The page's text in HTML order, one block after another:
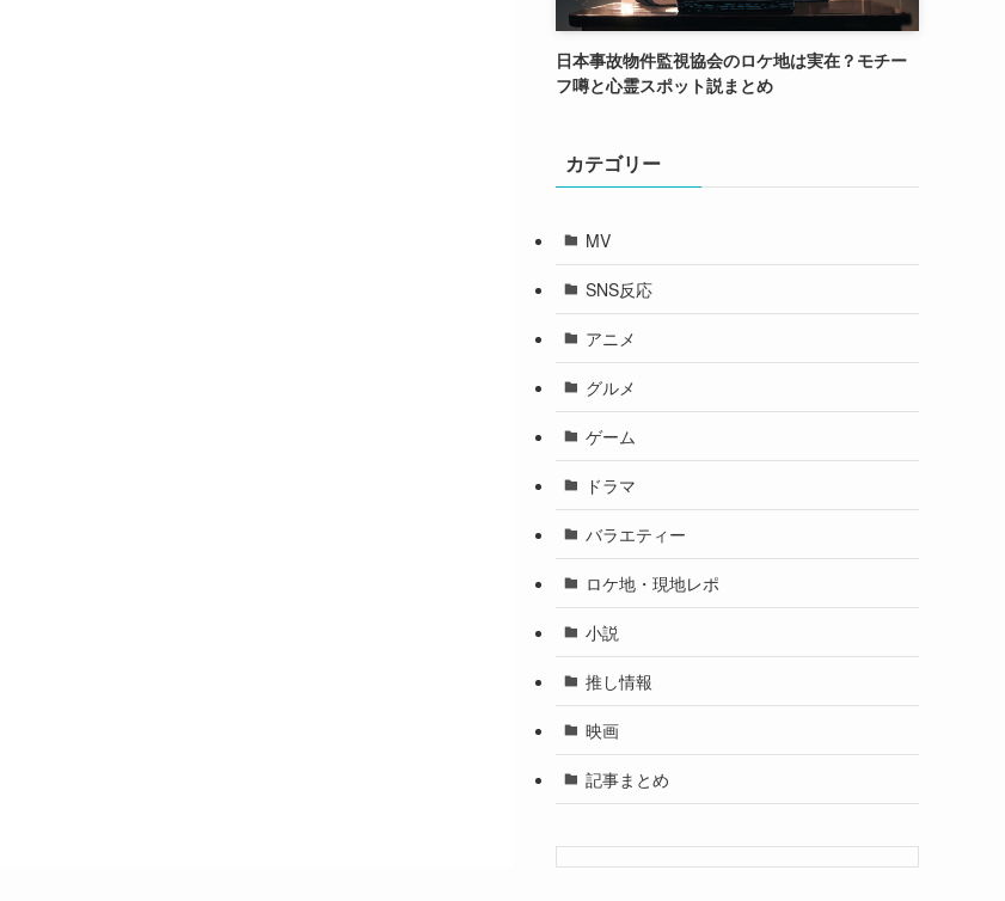
日本事故物件監視協会のロケ地は実在？モチー
フ噂と心霊スポット説まとめ
カテゴリー
MV
SNS反応
アニメ
グルメ
ゲーム
ドラマ
バラエティー
ロケ地・現地レポ
小説
推し情報
映画
記事まとめ